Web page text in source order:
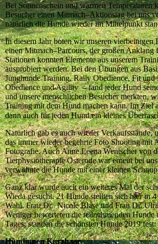
Bei Sonnenschein und warmen Temperaturen
Besucher einen Mitmach–Aktionstag bei uns
natürlich die Hunde wieder im Mittelpunkt
In diesem Jahr boten wir unseren vierbeinigen
einen Mitmach–Parcours, der großen Anklang
Stationen konnten Elemente aus unserem
ausprobiert werden. Bei den Übungen aus
Junghunde Training, Rally Obedience, Fit
Obedience und Agility – fand jeder Hund
und unsere menschlichen Besucher merkten,
Training mit dem Hund machen kann. Im Ziel
dann auch für jeden Hund ein kleines
Natürlich gab es auch wieder Verkaufsstände,
das immer wieder begehrte Foto Shooting mit
Fotografie. Auch Anne Leena Wentscher von
Tierphysiotherapie Osterode war erneut bei
verwöhnte die Hunde mit einer kleinen
Ganz klar wurde auch ein weiteres Mal der
Wieda gesucht. 21 Hunde stellten sich hier in
Wahl. Frau Dr. Nicole Blase und Frau Dr.
Weniger bewerteten die teilnehmenden Hunde
Tages, standen die schönsten Hunde 2019 fest:
Hündinnen Kurzhaar